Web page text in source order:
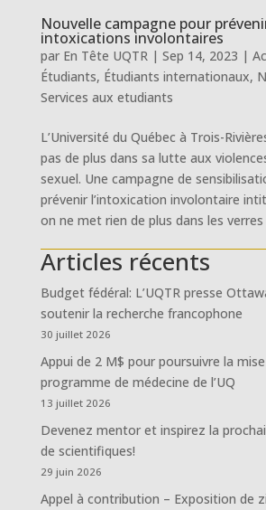
Nouvelle campagne pour
intoxications involontaires
par En Tête UQTR| Sep 14, 2023 |
Étudiants, Étudiants internationaux,
Services aux etudiants
L’Université du Québec à Trois-
pas de plus dans sa lutte aux
sexuel. Une campagne de
prévenir l’intoxication involontaire
on ne met rien de plus dans les verres
Articles récents
Budget fédéral: L’UQTR presse
soutenir la recherche francophone
30 juillet 2026
Appui de 2 M$ pour poursuivre la
programme de médecine de l’UQ
13 juillet 2026
Devenez mentor et inspirez la
de scientifiques!
29 juin 2026
Appel à contribution – Exposition de